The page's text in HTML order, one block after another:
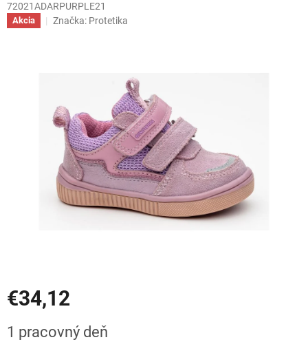
72021ADARPURPLE21
Akcia Značka: Protetika
€34,12
cena:
1 pracovný deň